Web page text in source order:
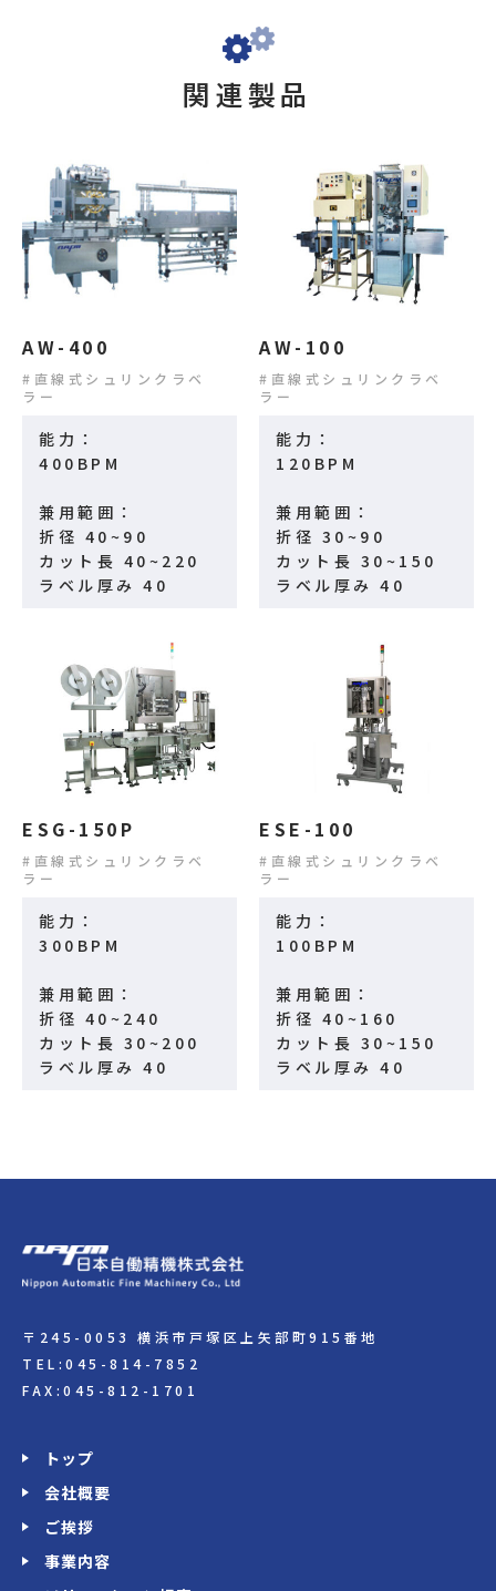
関連製品
AW-400
直線式シュリンクラベ
ラー
能力：
400BPM
兼用範囲：
折径 40~90
カット長 40~220
ラベル厚み 40
AW-100
直線式シュリンクラベ
ラー
能力：
120BPM
兼用範囲：
折径 30~90
カット長 30~150
ラベル厚み 40
ESG-150P
直線式シュリンクラベ
ラー
能力：
300BPM
兼用範囲：
折径 40~240
カット長 30~200
ラベル厚み 40
ESE-100
直線式シュリンクラベ
ラー
能力：
100BPM
兼用範囲：
折径 40~160
カット長 30~150
ラベル厚み 40
〒245-0053 横浜市戸塚区上矢部町915番地
TEL:045-814-7852
FAX:045-812-1701
トップ
会社概要
ご挨拶
事業内容